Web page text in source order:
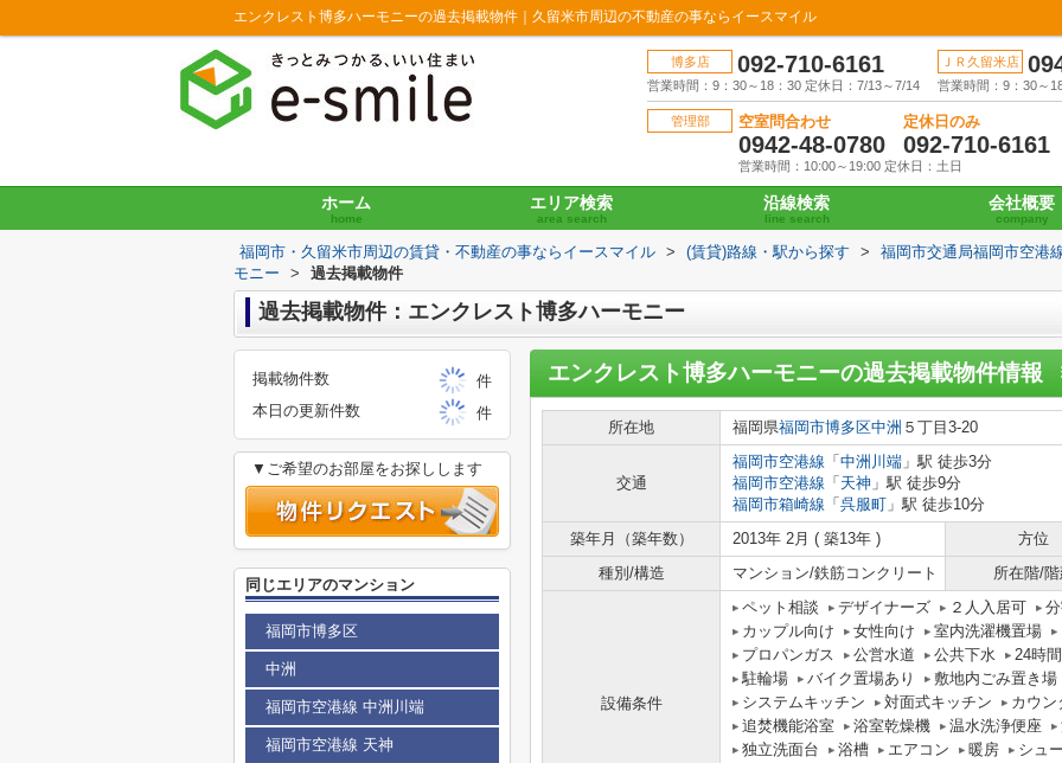
エンクレスト博多ハーモニーの過去掲載物件｜久留米市周辺の不動産の事ならイースマイル
博多店 092-710-6161
営業時間：9：30～18：30 定休日：7/13～7/14
ＪＲ久留米店
営業時間：9：30～
管理部 空室問合わせ
0942-48-0780
定休日のみ
092-710-6161
営業時間：10:00～19:00 定休日：土日
ホーム
home
エリア検索
area search
沿線検索
line search
会社概要
company
福岡市・久留米市周辺の賃貸・不動産の事ならイースマイル > (賃貸)路線・駅から探す > 福岡市交通局福岡市空港
モニー
> 過去掲載物件
過去掲載物件：エンクレスト博多ハーモニー
エンクレスト博多ハーモニーの過去掲載物件情報
所在地 福岡県福岡市博多区中洲 ５丁目3-20
交通
福岡市空港線 「 中洲川端 」駅 徒歩3分
福岡市空港線 「 天神 」駅 徒歩9分
福岡市箱崎線 「 呉服町 」駅 徒歩10分
築年月（築年数）
2013年 2月 ( 築13年 ) 方位
種別/構造
マンション/鉄筋コンクリート 所在階/階
設備条件
ペット相談 デザイナーズ ２人入居可
カップル向け
女性向け 室内洗濯機置場
プロパンガス
公営水道 公共下水 24時
駐輪場
バイク置場あり 敷地内ごみ置き場
システムキッチン
対面式キッチン カウン
追焚機能浴室
浴室乾燥機 温水洗浄便座
独立洗面台
浴槽 エアコン 暖房 シュ
掲載物件数
件
本日の更新件数
件
▼ご希望のお部屋をお探しします
同じエリアのマンション
福岡市博多区
中洲
福岡市空港線 中洲川端
福岡市空港線 天神